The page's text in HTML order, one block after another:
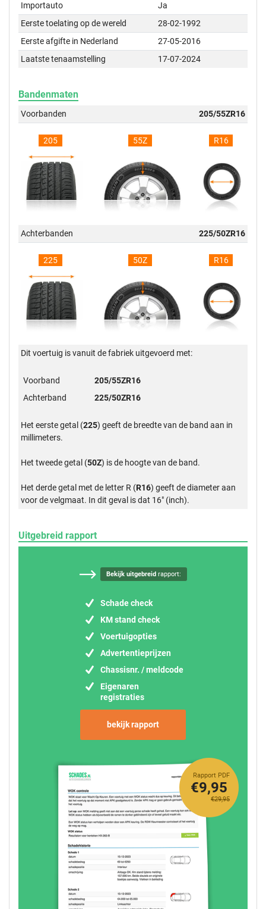
Importauto
Ja
Eerste toelating op de wereld
28-02-1992
Eerste afgifte in Nederland
27-05-2016
Laatste tenaamstelling
17-07-2024
Bandenmaten
Voorbanden 205/55ZR16
205 55Z R16
Achterbanden 225/50ZR16
225 50Z R16
Dit voertuig is vanuit de fabriek uitgevoerd met:
Voorband
205/55ZR16
Achterband
225/50ZR16
Het eerste getal (225) geeft de breedte van de band aan in
millimeters.
Het tweede getal (50Z) is de hoogte van de band.
Het derde getal met de letter R (R16) geeft de diameter aan
voor de velgmaat. In dit geval is dat 16" (inch).
Uitgebreid rapport
Bekijk uitgebreid rapport:
Schade check
KM stand check
Voertuigopties
Advertentieprijzen
Chassisnr. / meldcode
Eigenaren
registraties
bekijk rapport
Rapport PDF
€29,95
€9,95